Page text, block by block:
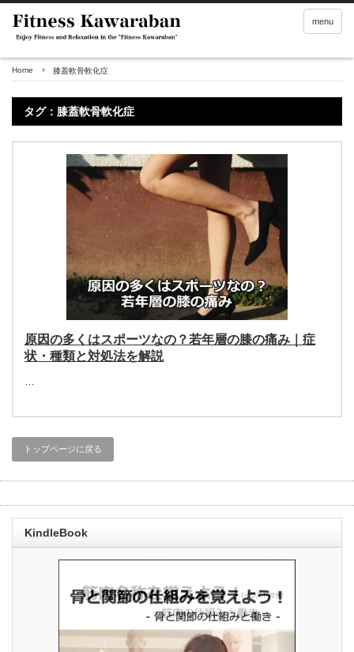
menu
Home 膝蓋軟骨軟化症
タグ：膝蓋軟骨軟化症
原因の多くはスポーツなの？若年層の膝の痛み｜症
状・種類と対処法を解説
トップページに戻る
KindleBook